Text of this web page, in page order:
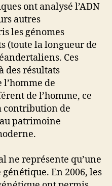
ont analysé l’ADN
autres
les génomes
(toute la longueur de
Ces
des résultats
de
de l’homme, ce
contribution de
patrimoine
ne représente qu’une
En 2006, les